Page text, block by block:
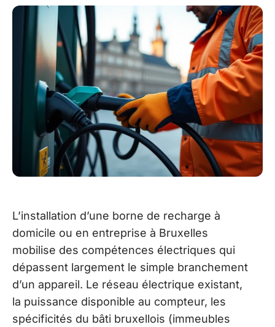
L’installation d’une borne de recharge à
domicile ou en entreprise à Bruxelles
mobilise des compétences électriques qui
dépassent largement le simple branchement
d’un appareil. Le réseau électrique existant,
la puissance disponible au compteur, les
spécificités du bâti bruxellois (immeubles